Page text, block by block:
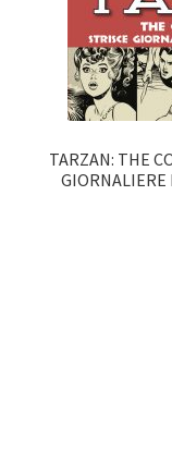
TARZAN: THE
GIORNALIERE